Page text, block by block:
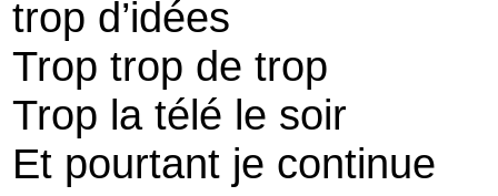
trop d’idées
Trop trop de trop
Trop la télé le soir
Et pourtant je continue